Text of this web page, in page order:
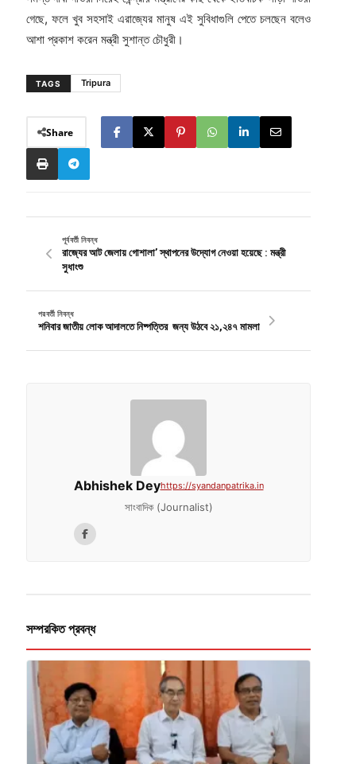
গেছে, ফলে খুব সহসাই এরাজ্যের মানুষ এই সুবিধাগুলি পেতে চলছেন বলেও
আশা প্রকাশ করেন মন্ত্রী সুশান্ত চৌধুরী।
TAGS Tripura
Share
পূর্ববর্তী নিবন্ধ
রাজ্যের আট জেলায় গোশালা’ স্থাপনের উদ্যোগ নেওয়া হয়েছে : মন্ত্রী
সুধাংশু
পরবর্তী নিবন্ধ
শনিবার জাতীয় লোক আদালতে নিষ্পত্তির জন্য উঠবে ২১,২৪৭ মামলা
Abhishek Deyhttps://syandanpatrika.in
সাংবাদিক (Journalist)
সম্পরকিত প্রবন্ধ